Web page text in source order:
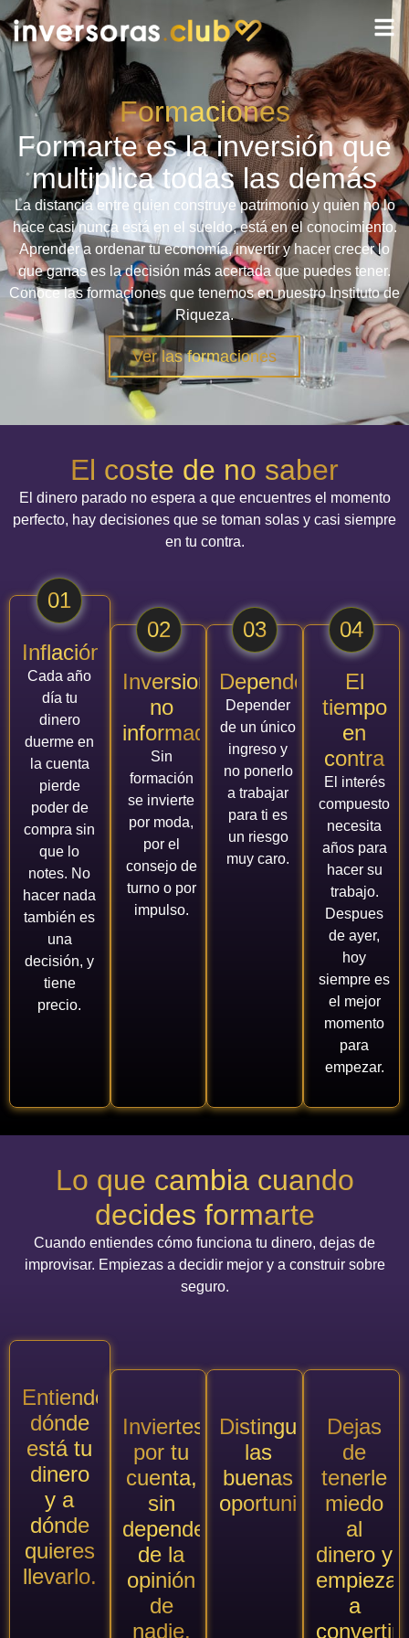
Formaciones
Formarte es la inversión que
multiplica todas las demás
La distancia entre quien construye patrimonio y quien no lo
hace casi nunca está en el sueldo, está en el conocimiento.
Aprender a ordenar tu economía, invertir y hacer crecer lo
que ganas es la decisión más acertada que puedes tener.
Conoce las formaciones que tenemos en nuestro Instituto de
Riqueza.
Ver las formaciones
El coste de no saber
El dinero parado no espera a que encuentres el momento
perfecto, hay decisiones que se toman solas y casi siempre
en tu contra.
01
Inflación
Cada año
día tu
dinero
duerme en
la cuenta
pierde
poder de
compra sin
que lo
notes. No
hacer nada
también es
una
decisión, y
tiene
precio.
02
Inversiones
no
informadas
Sin
formación
se invierte
por moda,
por el
consejo de
turno o por
impulso.
03
Dependencia
Depender
de un único
ingreso y
no ponerlo
a trabajar
para ti es
un riesgo
muy caro.
04
El
tiempo
en
contra
El interés
compuesto
necesita
años para
hacer su
trabajo.
Despues
de ayer,
hoy
siempre es
el mejor
momento
para
empezar.
Lo que cambia cuando
decides formarte
Cuando entiendes cómo funciona tu dinero, dejas de
improvisar. Empiezas a decidir mejor y a construir sobre
seguro.
Entiendes
dónde
está tu
dinero
y a
dónde
quieres
llevarlo.
Inviertes
por tu
cuenta,
sin
depender
de la
opinión
de
nadie.
Distingues
las
buenas
oportunidades.
Dejas
de
tenerle
miedo
al
dinero y
empiezas
a